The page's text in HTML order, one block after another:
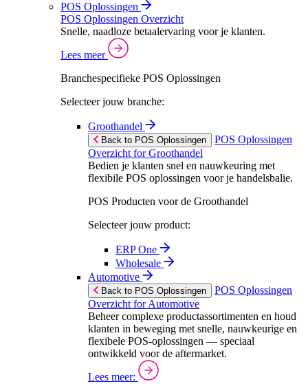
POS Oplossingen
POS Oplossingen Overzicht
Snelle, naadloze betaalervaring voor je klanten.
Lees meer
Branchespecifieke POS Oplossingen
Selecteer jouw branche:
Groothandel
Back to POS Oplossingen
POS Oplossingen
Overzicht for Groothandel
Bedien je klanten snel en nauwkeuring met
flexibile POS oplossingen voor je handelsbalie.
POS Producten voor de Groothandel
Selecteer jouw product:
ERP One
Wholesale
Automotive
Back to POS Oplossingen
POS Oplossingen
Overzicht for Automotive
Beheer complexe productassortimenten en houd
klanten in beweging met snelle, nauwkeurige en
flexibele POS-oplossingen — speciaal
ontwikkeld voor de aftermarket.
Lees meer: